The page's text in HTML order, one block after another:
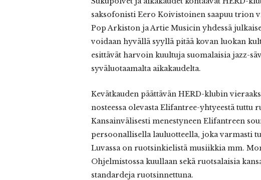
saksofonisti Eero Koivistoinen saapuu trion
Pop Arkiston ja Artie Musicin yhdessä
voidaan hyvällä syyllä pitää kovan luokan
esittävät harvoin kuultuja suomalaisia jazz-
syväluotaamalta aikakaudelta.
Kevätkauden päättävän HERD-klubin
nosteessa olevasta Elifantree-yhtyeestä tuttu
Kansainvälisesti menestyneen Elifantreen
persoonallisella lauluotteella, joka varmasti
Luvassa on ruotsinkielistä musiikkia mm.
Ohjelmistossa kuullaan sekä ruotsalaisia
standardeja ruotsinnettuna.